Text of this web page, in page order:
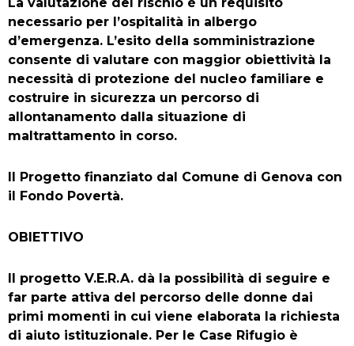
necessario per l’ospitalità in albergo
d’emergenza. L’esito della somministrazione
consente di valutare con maggior obiettività la
necessità di protezione del nucleo familiare e
costruire in sicurezza un percorso di
allontanamento dalla situazione di
maltrattamento in corso.
Il Progetto finanziato dal Comune di Genova con
il Fondo Povertà.
OBIETTIVO
Il progetto V.E.R.A. dà la possibilità di seguire e
far parte attiva del percorso delle donne dai
primi momenti in cui viene elaborata la richiesta
di aiuto istituzionale. Per le Case Rifugio è